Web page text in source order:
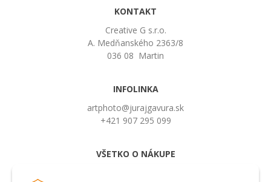
KONTAKT
Creative G s.r.o.
A. Medňanského 2363/8
036 08 Martin
INFOLINKA
artphoto@jurajgavura.sk
+421 907 295 099
VŠETKO O NÁKUPE